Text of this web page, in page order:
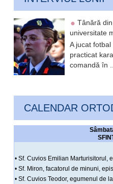
Tânără
universitate
A jucat
practicat
comandă în
CALENDAR
• Sf. Cuvios Emilian Marturisitorul,
• Sf. Miron, facatorul de minuni,
• Sf. Cuvios Teodor, egumenul de